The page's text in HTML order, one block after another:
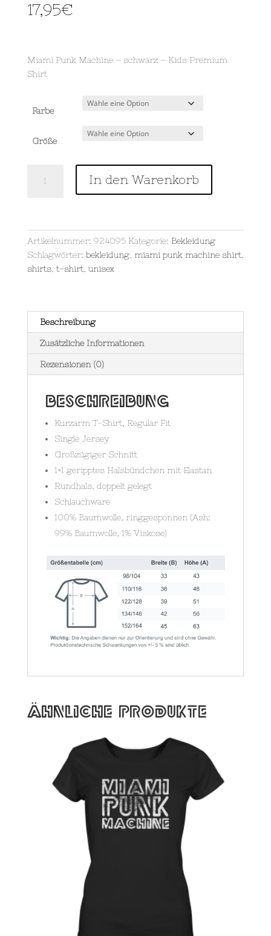
17,95€
Miami Punk Machine – schwarz – Kids Premium
Shirt
Farbe
Größe
Punk
-
Kids
Premium
In den Warenkorb
Artikelnummer: 924095 Kategorie: Bekleidung
Schlagwörter: bekleidung, miami punk machine shirt,
shirts, t-shirt, unisex
Beschreibung
Zusätzliche Informationen
Rezensionen (0)
Beschreibung
Kurzarm T-Shirt, Regular Fit
Single Jersey
Großzügiger Schnitt
1×1 geripptes Halsbündchen mit Elastan
Rundhals, doppelt gelegt
Schlauchware
100% Baumwolle, ringgesponnen (Ash:
99% Baumwolle, 1% Viskose)
Ähnliche Produkte